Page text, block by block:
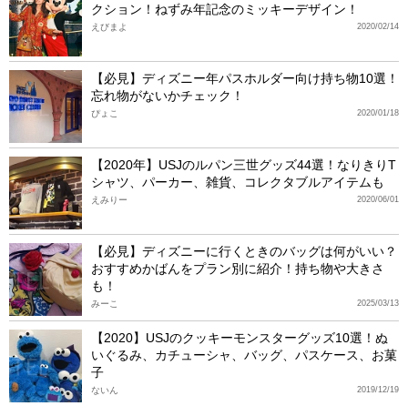
クション！ねずみ年記念のミッキーデザイン！
2020/02/14
えびまよ
【必見】ディズニー年パスホルダー向け持ち物10選！
忘れ物がないかチェック！
2020/01/18
ぴょこ
【2020年】USJのルパン三世グッズ44選！なりきりT
シャツ、パーカー、雑貨、コレクタブルアイテムも
2020/06/01
えみりー
【必見】ディズニーに行くときのバッグは何がいい？
おすすめかばんをプラン別に紹介！持ち物や大きさ
も！
2025/03/13
みーこ
【2020】USJのクッキーモンスターグッズ10選！ぬ
いぐるみ、カチューシャ、バッグ、パスケース、お菓
子
2019/12/19
ないん